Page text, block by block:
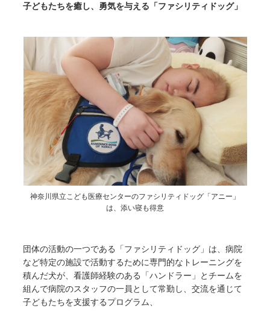
子どもたちを癒し、勇気を与える「ファシリティドッグ」
神奈川県立こども医療センターのファシリティドッグ「アニー」
は、添い寝も得意
団体の活動の一つである「ファシリティドッグ」は、病院
など特定の施設で活動するために専門的なトレーニングを
積んだ犬が、看護師経験のある「ハンドラー」とチームを
組んで病院のスタッフの一員として常勤し、交流を通じて
子どもたちを支援するプログラム、